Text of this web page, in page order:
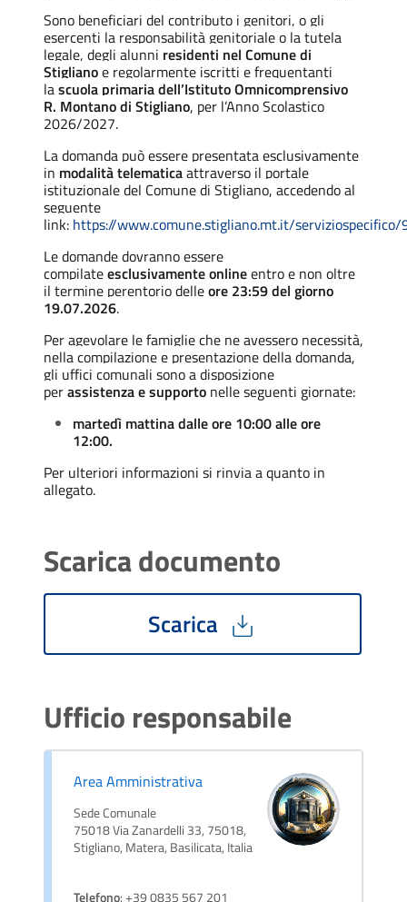
Sono beneficiari del contributo i genitori, o gli
esercenti la responsabilità genitoriale o la tutela
legale, degli alunni residenti nel Comune di
Stiglianoe regolarmente iscritti e frequentanti
lascuola primaria dell’Istituto Omnicomprensivo
R. Montano di Stigliano, per l’Anno Scolastico
2026/2027.
La domanda può essere presentata esclusivamente
in modalità telematicaattraverso il portale
istituzionale del Comune di Stigliano, accedendo al
seguente
link: https://www.comune.stigliano.mt.it/serviziospecifico/
Le domande dovranno essere
compilateesclusivamente onlineentro e non oltre
il termine perentorio delleore 23:59 del giorno
19.07.2026.
Per agevolare le famiglie che ne avessero necessità,
nella compilazione e presentazione della domanda,
gli uffici comunali sono a disposizione
perassistenza e supporto nelle seguenti giornate:
martedì mattina dalle ore 10:00 alle ore
12:00.
Per ulteriori informazioni si rinvia a quanto in
allegato.
Scarica documento
Scarica
Ufficio responsabile
Area Amministrativa
Sede Comunale
75018 Via Zanardelli 33, 75018,
Stigliano, Matera, Basilicata, Italia
Telefono: +39 0835 567 201